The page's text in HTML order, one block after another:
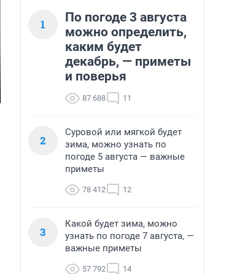
1
По погоде 3 августа
можно определить,
каким будет
декабрь, — приметы
и поверья
87 688 11
2
Суровой или мягкой будет
зима, можно узнать по
погоде 5 августа — важные
приметы
78 412 12
3
Какой будет зима, можно
узнать по погоде 7 августа, —
важные приметы
57 792 14